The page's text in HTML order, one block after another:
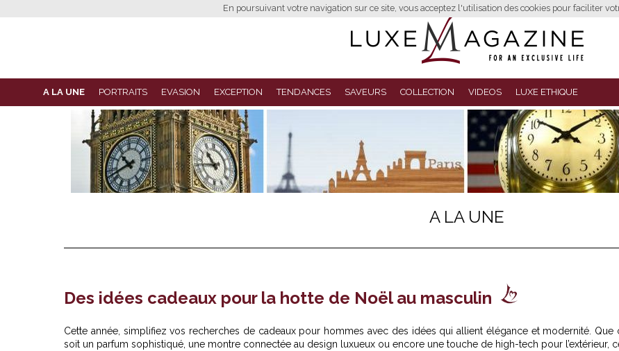
En poursuivant votre navigation sur ce site, vous acceptez l'utilisation des cookies pour faciliter
A LA UNE PORTRAITS EVASION EXCEPTION TENDANCES SAVEURS COLLECTION VIDEOS LUXE ETHIQUE
A LA UNE
Des idées cadeaux pour la hotte de Noël au masculin
Cette année, simplifiez vos recherches de cadeaux pour hommes avec des idées qui allient élégance et modernité. Que
soit un parfum sophistiqué, une montre connectée au design luxueux ou encore une touche de high-tech pour l’extérieur,